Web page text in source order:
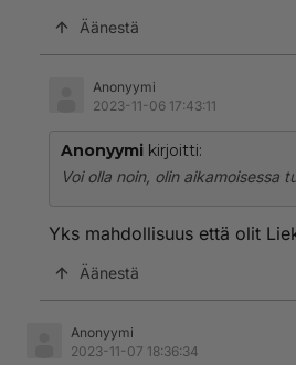
Äänestä
Anonyymi
2023-11-06 17:43:11
Anonyymi kirjoitti:
Voi olla noin, olin aikamoisessa
Yks mahdollisuus että olit
Äänestä
Anonyymi
2023-11-07 18:36:34